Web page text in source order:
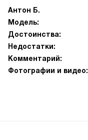
Антон Б.
Модель:
Достоинства:
Недостатки:
Комментарий:
Фотографии и видео: